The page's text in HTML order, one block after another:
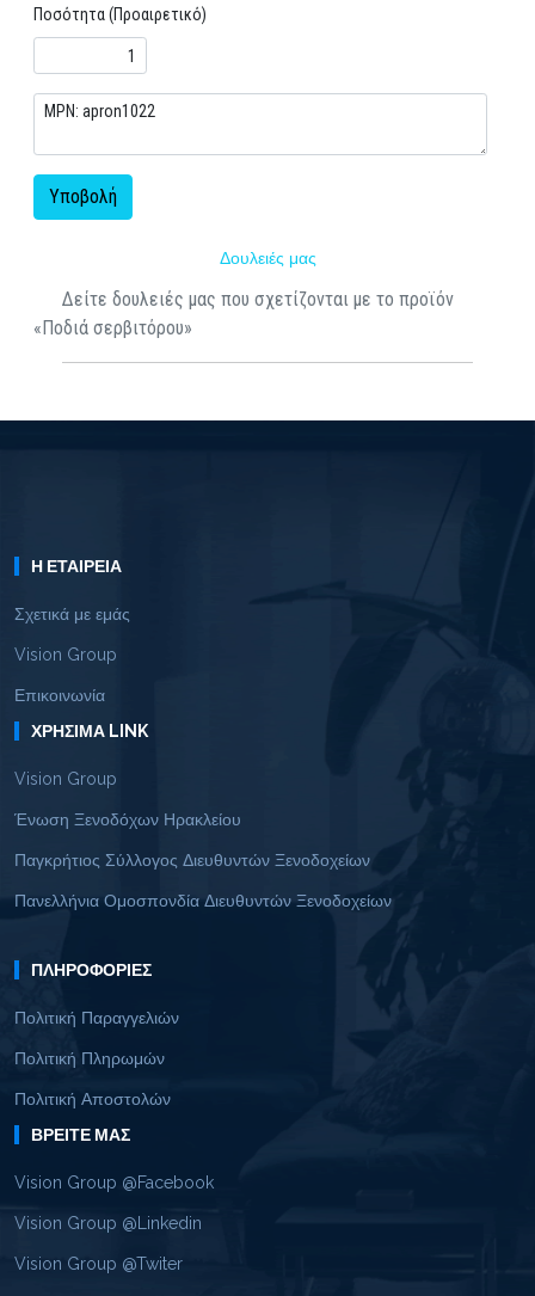
Ποσότητα (Προαιρετικό)
Υποβολή
Δουλειές μας
Δείτε δουλειές μας που σχετίζονται με το προϊόν
«Ποδιά σερβιτόρου»
Η ΕΤΑΙΡΕΊΑ
Σχετικά με εμάς
Vision Group
Επικοινωνία
ΧΡΉΣΙΜΑ LINK
Vision Group
Ένωση Ξενοδόχων Ηρακλείου
Παγκρήτιος Σύλλογος Διευθυντών Ξενοδοχείων
Πανελλήνια Ομοσπονδία Διευθυντών Ξενοδοχείων
ΠΛΗΡΟΦΟΡΊΕΣ
Πολιτική Παραγγελιών
Πολιτική Πληρωμών
Πολιτική Αποστολών
ΒΡΕΊΤΕ ΜΑΣ
Vision Group @Facebook
Vision Group @Linkedin
Vision Group @Twiter